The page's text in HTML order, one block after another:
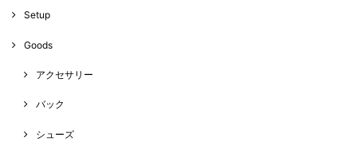
Setup
Goods
アクセサリー
バック
シューズ